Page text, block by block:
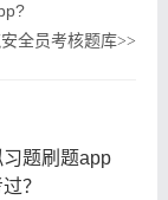
全员考核题库>>
题刷题app
？